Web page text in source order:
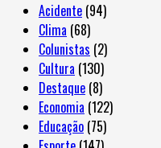
Acidente (94)
Clima (68)
Colunistas (2)
Cultura (130)
Destaque (8)
Economia (122)
Educação (75)